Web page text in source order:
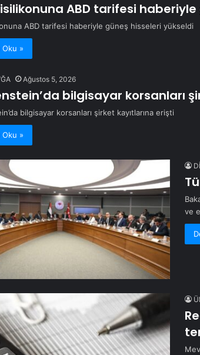
ABD tarifesi
ABD tarifesi haberiyle güneş hisseleri yükseldi
Oku »
Ağustos 5, 2026
bilgisayar korsanları
bilgisayar korsanları şirket kayıtlarına erişti
Oku »
ve